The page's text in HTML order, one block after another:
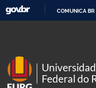
COMUNICA BR
Federal do